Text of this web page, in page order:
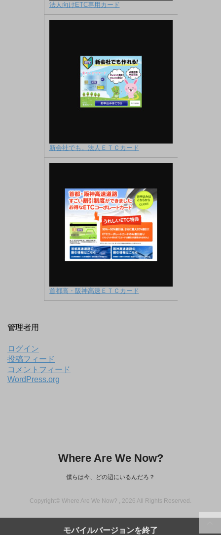
法人向けETC専用カード
新会社でも。法人ＥＴＣカード
首都高・阪神高速ＥＴＣカード
管理者用
ログイン
投稿フィード
コメントフィード
WordPress.org
Where Are We Now?
僕らは今、どの辺にいるんだろ？
Copyright© Where Are We Now? , 2026 All Rights Reserved.
モバイルバージョンを終了